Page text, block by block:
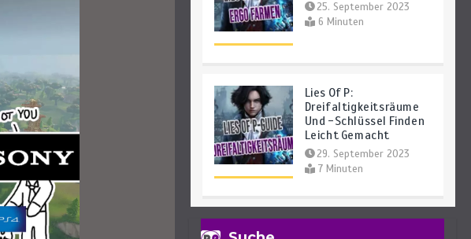
25. September 2023
6 Minuten
Lies Of P:
Dreifaltigkeitsräume
Und -Schlüssel Finden
Leicht Gemacht
29. September 2023
7 Minuten